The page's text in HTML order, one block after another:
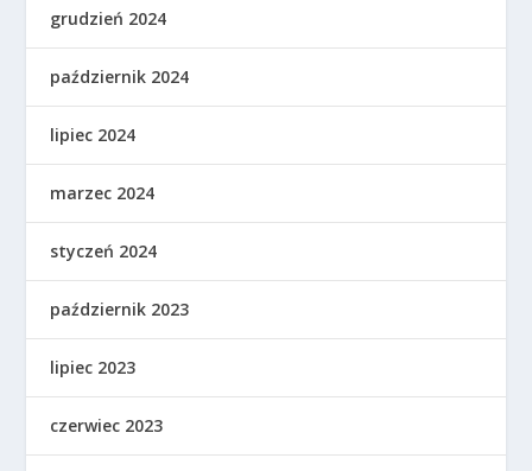
grudzień 2024
październik 2024
lipiec 2024
marzec 2024
styczeń 2024
październik 2023
lipiec 2023
czerwiec 2023